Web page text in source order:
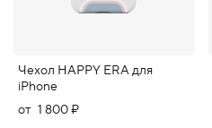
Чехол HAPPY ERA для
iPhone
от 1 800 ₽